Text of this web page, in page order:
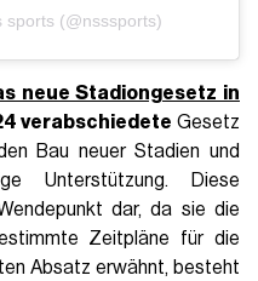
sports (@nsssports)
neue Stadiongesetz in
verabschiedete Gesetz
Bau neuer Stadien und
Unterstützung. Diese
dar, da sie die
Zeitpläne für die
Absatz erwähnt, besteht